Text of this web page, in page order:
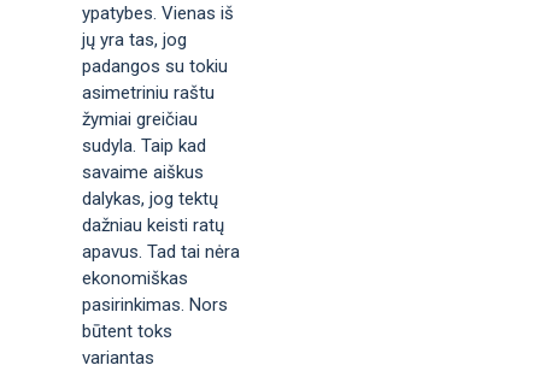
ypatybes. Vienas iš
jų yra tas, jog
padangos su tokiu
asimetriniu raštu
žymiai greičiau
sudyla. Taip kad
savaime aiškus
dalykas, jog tektų
dažniau keisti ratų
apavus. Tad tai nėra
ekonomiškas
pasirinkimas. Nors
būtent toks
variantas